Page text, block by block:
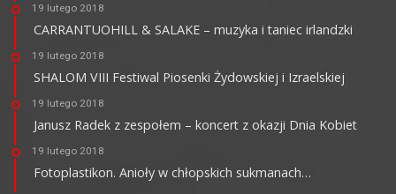
19 lutego 2018
CARRANTUOHILL & SALAKE – muzyka i taniec irlandzki
19 lutego 2018
SHALOM VIII Festiwal Piosenki Żydowskiej i Izraelskiej
19 lutego 2018
Janusz Radek z zespołem – koncert z okazji Dnia Kobiet
19 lutego 2018
Fotoplastikon. Anioły w chłopskich sukmanach…